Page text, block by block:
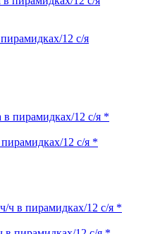
12 с/я
12 с/я *